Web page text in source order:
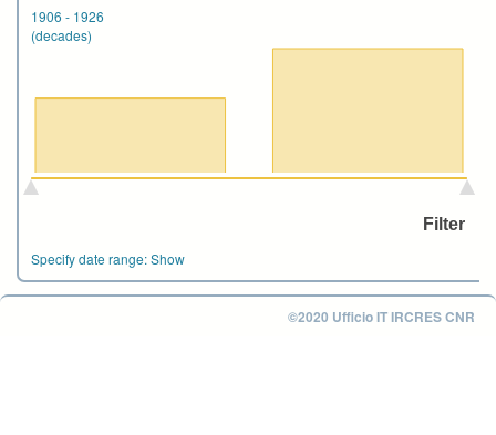
1906 - 1926
(decades)
Specify date range:Show
©2020 Ufficio IT IRCRES CNR